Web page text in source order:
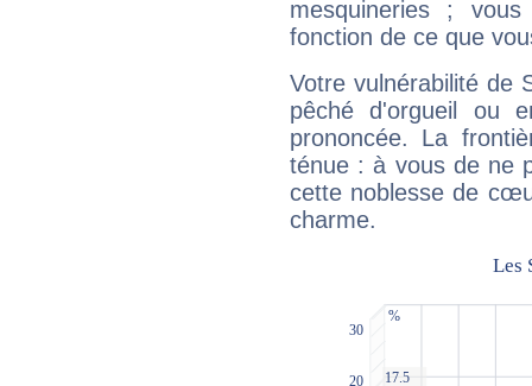
mesquineries ;
fonction de ce que
Votre vulnérabilité de
pêché d'orgueil ou
prononcée. La
ténue : à vous de ne
cette noblesse de
charme.